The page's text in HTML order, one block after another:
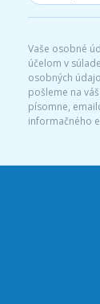
Vaše osobné
účelom v
osobných
pošleme na
písomne,
informačného